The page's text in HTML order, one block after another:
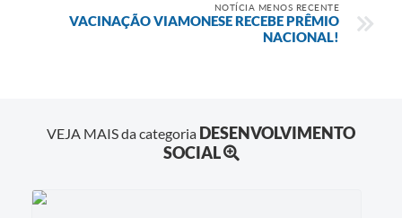
NOTÍCIA MENOS RECENTE
VACINAÇÃO VIAMONESE RECEBE PRÊMIO
NACIONAL!
VEJA MAIS da categoria DESENVOLVIMENTO
SOCIAL